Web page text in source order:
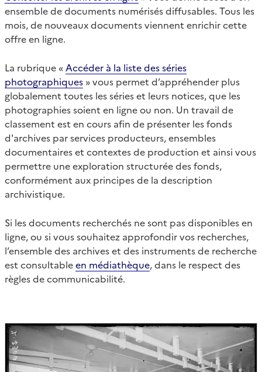
ensemble de documents numérisés diffusables. Tous les
mois, de nouveaux documents viennent enrichir cette
offre en ligne.
La rubrique « Accéder à la liste des séries
photographiques » vous permet d’appréhender plus
globalement toutes les séries et leurs notices, que les
photographies soient en ligne ou non. Un travail de
classement est en cours afin de présenter les fonds
d'archives par services producteurs, ensembles
documentaires et contextes de production et ainsi vous
permettre une exploration structurée des fonds,
conformément aux principes de la description
archivistique.
Si les documents recherchés ne sont pas disponibles en
ligne, ou si vous souhaitez approfondir vos recherches,
l’ensemble des archives et des instruments de recherche
est consultableen médiathèque, dans le respect des
règles de communicabilité.